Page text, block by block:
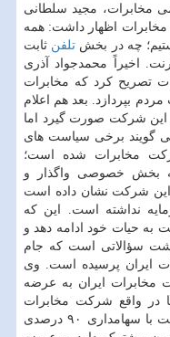
مخابرات، مجید سلطانی
اظهار داشت: همه
چه در بخش تلفن ثابت
اخیراً محمدجواد آذری
تصریح کرد که مخابرات
بپردازد. بعد هم اعلام
این شرکت صورت گیرد اما
گویند برخی سیاست های
مخابرات شده است؛
۱۲ سال پیش به بخش خصوصی واگذار و
شرکت نشان داده است
نداشته است. این که
حیات خود ادامه دهد و
سؤالاتی است که جام
ایران پرسیده است. وی
مخابرات ایران به عرضه
در واقع شرکت مخابرات